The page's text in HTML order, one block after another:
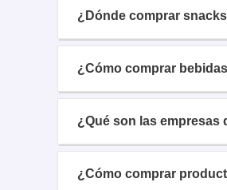
¿Dónde comprar
¿Cómo comprar
¿Qué son las empresas
¿Cómo comprar